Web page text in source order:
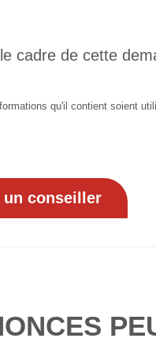
cadre de cette
qu'il contient soient